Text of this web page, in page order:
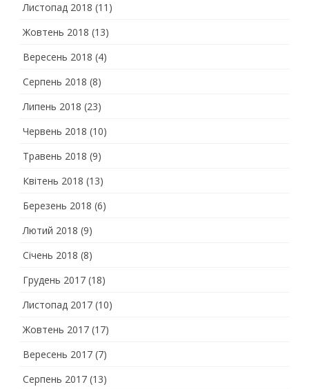
Листопад 2018 (11)
Жовтень 2018 (13)
Вересень 2018 (4)
Серпень 2018 (8)
Липень 2018 (23)
Червень 2018 (10)
Травень 2018 (9)
Квітень 2018 (13)
Березень 2018 (6)
Лютий 2018 (9)
Січень 2018 (8)
Грудень 2017 (18)
Листопад 2017 (10)
Жовтень 2017 (17)
Вересень 2017 (7)
Серпень 2017 (13)